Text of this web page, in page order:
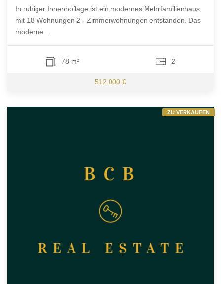
In ruhiger Innenhoflage ist ein modernes Mehrfamilienhaus
mit 18 Wohnungen 2 - Zimmerwohnungen entstanden. Das
moderne...
78 m² 2
512.000 €
ZU VERKAUFEN